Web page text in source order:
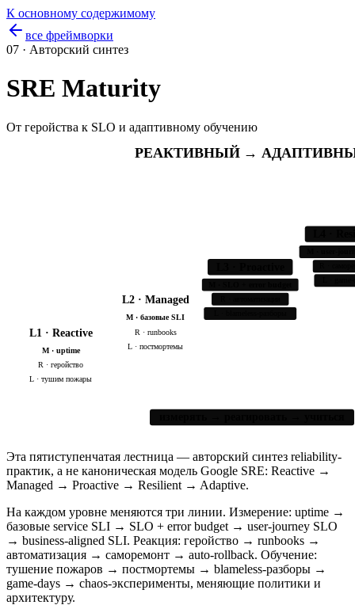
К основному содержимому
все фреймворки
07 · Авторский синтез
SRE Maturity
От геройства к SLO и адаптивному обучению
РЕАКТИВНЫЙ →
L1 · Reactive
M · uptime
R · геройство
L · тушим пожары
L2 · Managed
M · базовые SLI
R · runbooks
L · постмортемы
Эта пятиступенчатая лестница — авторский синтез reliability-
практик, а не каноническая модель Google SRE: Reactive →
Managed → Proactive → Resilient → Adaptive.
На каждом уровне меняются три линии. Измерение: uptime →
базовые service SLI → SLO + error budget → user-journey SLO
→ business-aligned SLI. Реакция: геройство → runbooks →
автоматизация → саморемонт → auto-rollback. Обучение:
тушение пожаров → постмортемы → blameless-разборы →
game-days → chaos-эксперименты, меняющие политики и
архитектуру.